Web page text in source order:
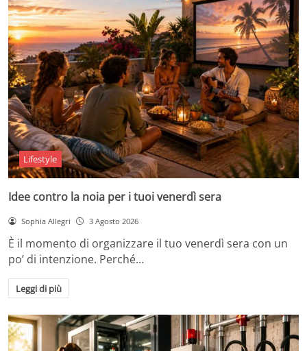
Lifestyle
Idee contro la noia per i tuoi venerdì sera
Sophia Allegri 3 Agosto 2026
È il momento di organizzare il tuo venerdì sera con un
po’ di intenzione. Perché…
Leggi di più